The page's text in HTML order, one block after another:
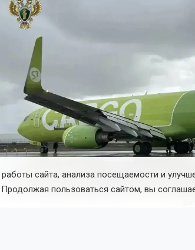
сайта, анализа посещаемости и
Продолжая пользоваться сайтом, вы